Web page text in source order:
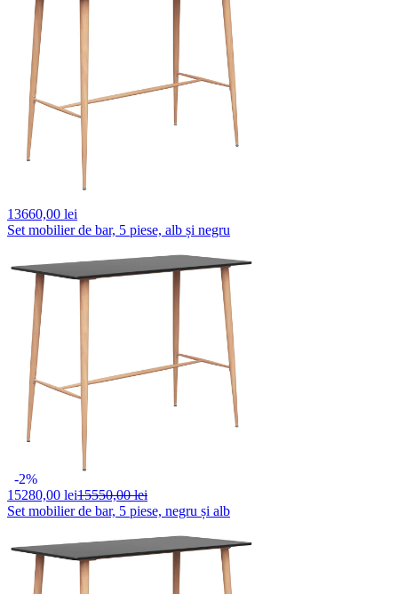
13660,00 lei
Set mobilier de bar, 5 piese, alb și negru
-2%
15280,00 lei15550,00 lei
Set mobilier de bar, 5 piese, negru și alb